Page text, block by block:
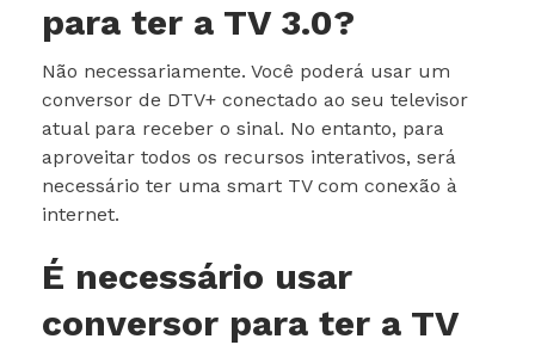
para ter a TV 3.0?
Não necessariamente. Você poderá usar um
conversor de DTV+ conectado ao seu televisor
atual para receber o sinal. No entanto, para
aproveitar todos os recursos interativos, será
necessário ter uma smart TV com conexão à
internet.
É necessário usar
conversor para ter a TV